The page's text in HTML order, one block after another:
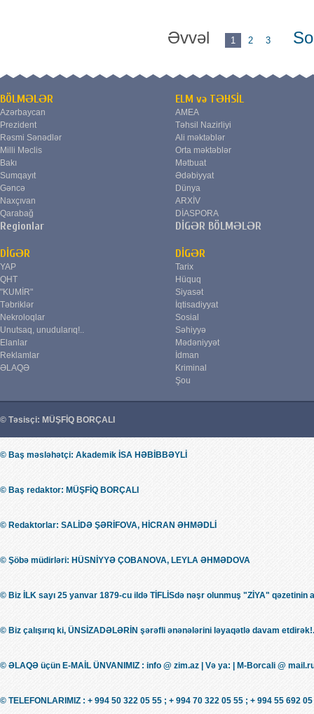
Əvvəl 1 2 3
BÖLMƏLƏR
Azərbaycan
Prezident
Rəsmi Sənədlər
Milli Məclis
Bakı
Sumqayıt
Gəncə
Naxçıvan
Qarabağ
Regionlar
ELM və TƏHSİL
AMEA
Təhsil Nazirliyi
Ali məktəblər
Orta məktəblər
Mətbuat
Ədəbiyyat
Dünya
ARXİV
DİASPORA
DİGƏR BÖLMƏLƏR
DİGƏR
YAP
QHT
"KUMİR"
Təbriklər
Nekroloqlar
Unutsaq, unudularıq!..
Elanlar
Reklamlar
ƏLAQƏ
DİGƏR
Tarix
Hüquq
Siyasət
İqtisadiyyat
Sosial
Səhiyyə
Mədəniyyət
İdman
Kriminal
Şou
© Təsisçi: MÜŞFİQ BORÇALI
© Baş məsləhətçi: Akademik İSA HƏBİBBƏYLİ
© Baş redaktor: MÜŞFİQ BORÇALI
© Redaktorlar: SALİDƏ ŞƏRİFOVA, HİCRAN ƏHMƏDLİ
© Şöbə müdirləri: HÜSNİYYƏ ÇOBANOVA, LEYLA ƏHMƏDOVA
© Biz İLK sayı 25 yanvar 1879-cu ildə TİFLİSdə nəşr olunmuş "ZİYA" qəzetinin
© Biz çalışırıq ki, ÜNSİZADƏLƏRİN şərəfli ənənələrini ləyaqətlə davam
© ƏLAQƏ üçün E-MAİL ÜNVANIMIZ : info @ zim.az | Və ya: | M-Borcali @
© TELEFONLARIMIZ : + 994 50 322 05 55 ; + 994 70 322 05 55 ; + 994 55 692